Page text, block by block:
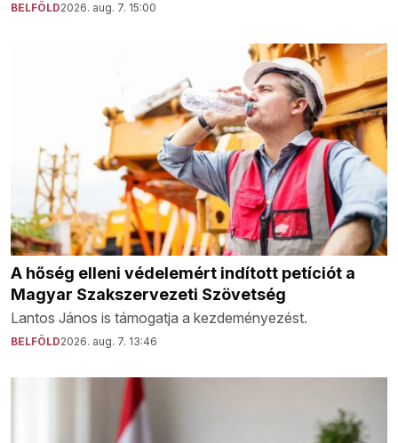
BELFÖLD2026. aug. 7. 15:00
A hőség elleni védelemért indított petíciót a
Magyar Szakszervezeti Szövetség
Lantos János is támogatja a kezdeményezést.
BELFÖLD2026. aug. 7. 13:46